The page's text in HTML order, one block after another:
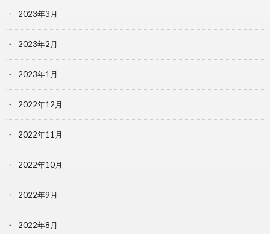
2023年3月
2023年2月
2023年1月
2022年12月
2022年11月
2022年10月
2022年9月
2022年8月